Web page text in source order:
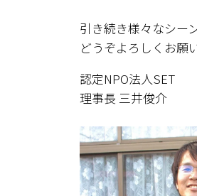
引き続き様々なシー
どうぞよろしくお願
認定NPO法人SET
理事長 三井俊介